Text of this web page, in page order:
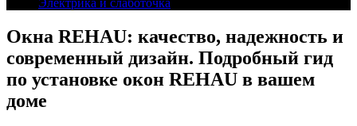
Электрика и слаботочка
Окна REHAU: качество, надежность и
современный дизайн. Подробный гид
по установке окон REHAU в вашем
доме